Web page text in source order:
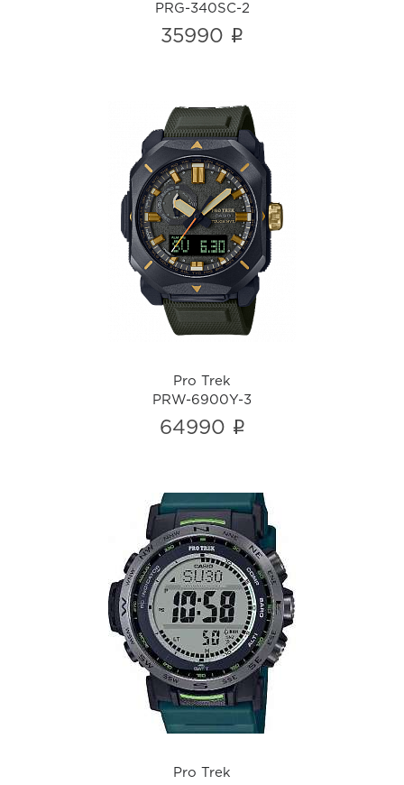
PRG-340SC-2
35990 i
Pro Trek
PRW-6900Y-3
i
Pro Trek
PRW-6900Y-3
64990 i
Pro Trek
PRW-35Y-3
i
Pro Trek